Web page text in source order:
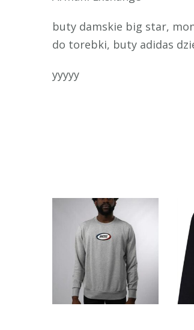
buty damskie big star,
do torebki, buty adidas
yyyyy